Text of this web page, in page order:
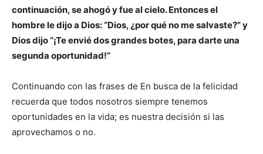
continuación, se ahogó y fue al cielo. Entonces el
hombre le dijo a Dios: “Dios, ¿por qué no me salvaste?” y
Dios dijo “¡Te envié dos grandes botes, para darte una
segunda oportunidad!”
Continuando con las frases de En busca de la felicidad
recuerda que todos nosotros siempre tenemos
oportunidades en la vida; es nuestra decisión si las
aprovechamos o no.